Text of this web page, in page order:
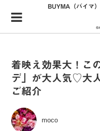
Menu
HOME
34歳独身OLバイマ実践記
ファッショントレンドを発
BUYMA（バイマ
着映え効果大！こ
デ」が大人気♡大
ご紹介
moco